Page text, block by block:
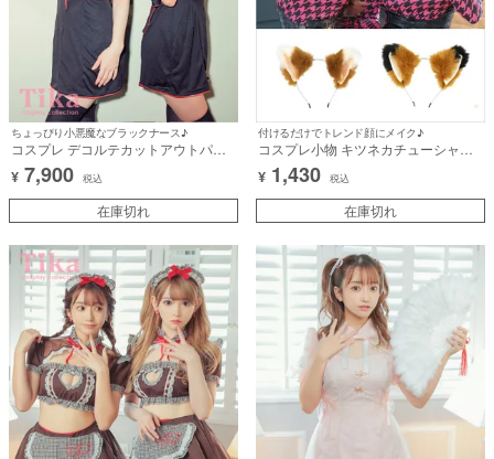
ちょっぴり小悪魔なブラックナース♪
コスプレ デコルテカットアウトパイ
ピングレザーバックリボンツインブラ
ックナース [3点セット] (ワンピース/
カチューシャ/注射器)【ハロウィン】
¥ 7,900 税込
在庫切れ
付けるだけでトレンド顔にメイク♪
コスプレ小物 キツネカチューシャ
【ハロウィン】[tk-hwts0049]
¥ 1,430 税込
在庫切れ